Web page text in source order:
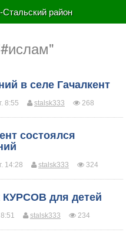
район
в селе Гачалкент
8:55 stalsk333 268
состоялся
14:28 stalsk333 324
КУРСОВ для детей
stalsk333 234